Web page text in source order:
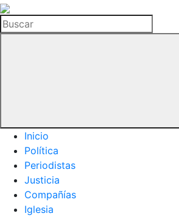
La
Hemeroteca
del
Buscar
Inicio
Política
Periodistas
Justicia
Compañías
Iglesia